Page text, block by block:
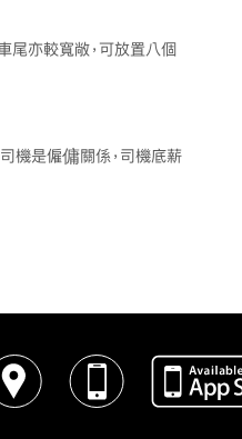
尾亦較寬敞，可放置八個
機是僱傭關係，司機底薪